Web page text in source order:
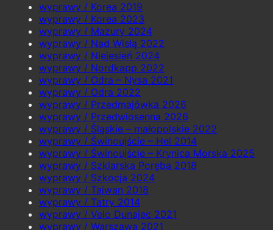
wyprawy / Korea 2019
wyprawy / Korea 2023
wyprawy / Mazury 2024
wyprawy / Nad Wisłą 2022
wyprawy / Niejesień 2024
wyprawy / Nordkapp 2022
wyprawy / Odra – Nysa 2021
wyprawy / Odra 2022
wyprawy / Przedmajówka 2026
wyprawy / Przedwiosenna 2026
wyprawy / Śląskie – małopolskie 2022
wyprawy / Świnoujście – Hel 2014
wyprawy / Świnoujście – Krynica Morska 2025
wyprawy / Szklarska Poręba 2018
wyprawy / Szkocja 2024
wyprawy / Tajwan 2018
wyprawy / Tatry 2014
wyprawy / Velo Dunajec 2021
wyprawy / Warszawa 2021